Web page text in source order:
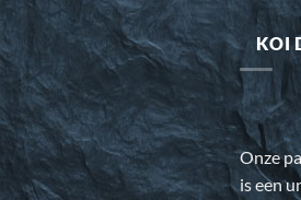
KOI
Onze
is een